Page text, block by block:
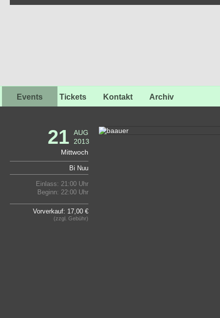
Events Tickets Kontakt Archiv
21 AUG
2013
Mittwoch
Bi Nuu
Einlass: 21:00 Uhr
Beginn: 22:00 Uhr
Vorverkauf: 17,00 €
(zzgl. Gebühr)